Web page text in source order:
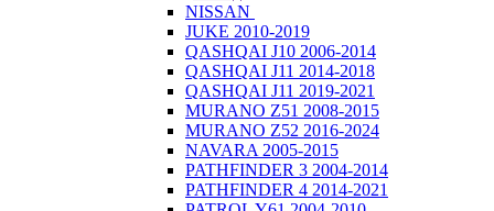
NISSAN
JUKE 2010-2019
QASHQAI J10 2006-2014
QASHQAI J11 2014-2018
QASHQAI J11 2019-2021
MURANO Z51 2008-2015
MURANO Z52 2016-2024
NAVARA 2005-2015
PATHFINDER 3 2004-2014
PATHFINDER 4 2014-2021